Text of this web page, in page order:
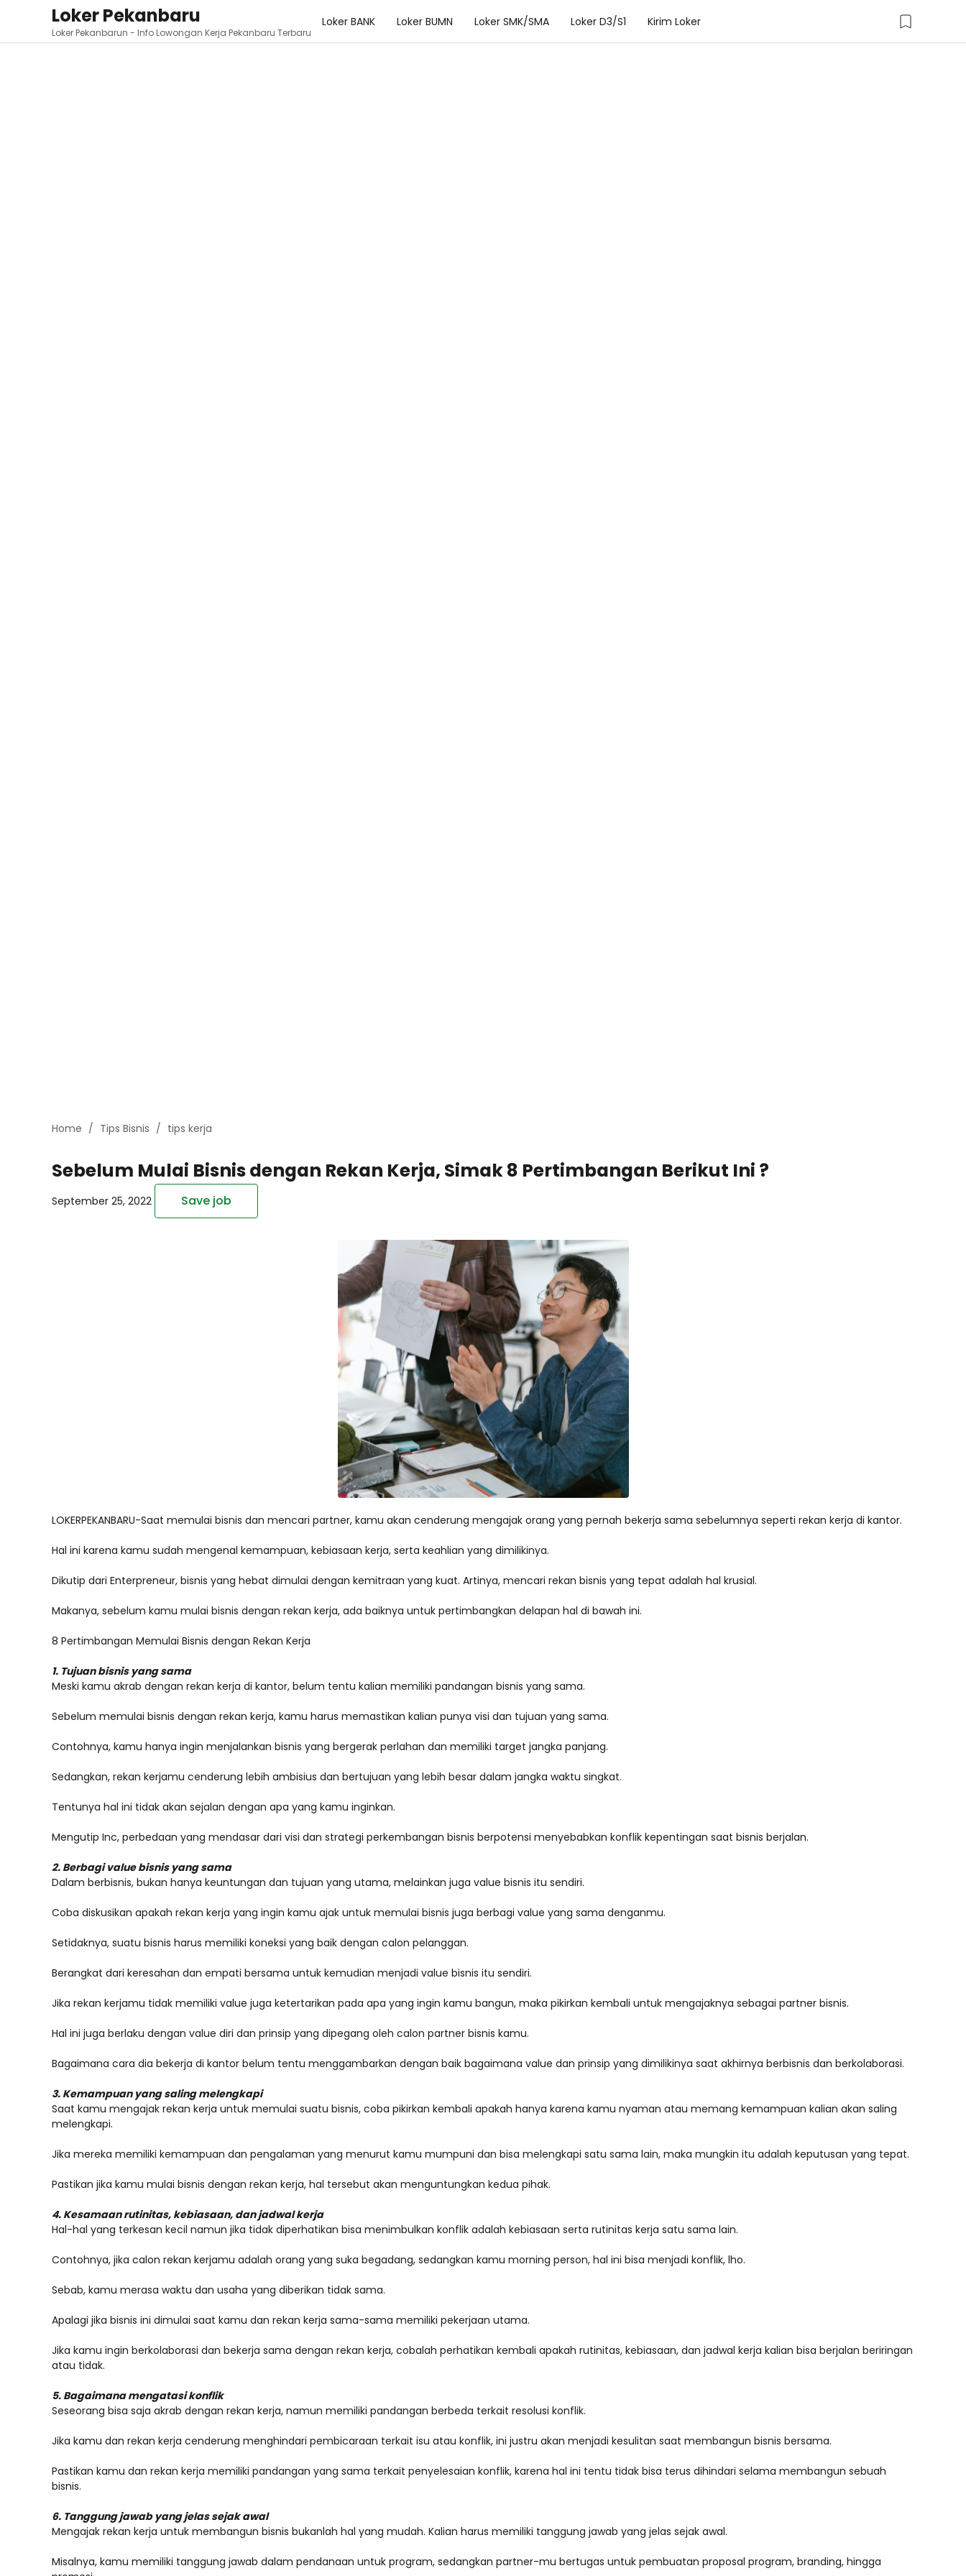
Loker Pekanbaru
Loker Pekanbarun - Info Lowongan Kerja Pekanbaru Terbaru
Loker BANK Loker BUMN Loker SMK/SMA Loker D3/S1 Kirim Loker
Home Tips Bisnis tips kerja
Sebelum Mulai Bisnis dengan Rekan Kerja, Simak 8 Pertimbangan Berikut Ini ?
September 25, 2022 Save job
LOKERPEKANBARU-Saat memulai bisnis dan mencari partner, kamu akan cenderung mengajak orang yang pernah bekerja sama sebelumnya seperti rekan kerja di kantor.
Hal ini karena kamu sudah mengenal kemampuan, kebiasaan kerja, serta keahlian yang dimilikinya.
Dikutip dari Enterpreneur, bisnis yang hebat dimulai dengan kemitraan yang kuat. Artinya, mencari rekan bisnis yang tepat adalah hal krusial.
Makanya, sebelum kamu mulai bisnis dengan rekan kerja, ada baiknya untuk pertimbangkan delapan hal di bawah ini.
8 Pertimbangan Memulai Bisnis dengan Rekan Kerja
1. Tujuan bisnis yang sama
Meski kamu akrab dengan rekan kerja di kantor, belum tentu kalian memiliki pandangan bisnis yang sama.
Sebelum memulai bisnis dengan rekan kerja, kamu harus memastikan kalian punya visi dan tujuan yang sama.
Contohnya, kamu hanya ingin menjalankan bisnis yang bergerak perlahan dan memiliki target jangka panjang.
Sedangkan, rekan kerjamu cenderung lebih ambisius dan bertujuan yang lebih besar dalam jangka waktu singkat.
Tentunya hal ini tidak akan sejalan dengan apa yang kamu inginkan.
Mengutip Inc, perbedaan yang mendasar dari visi dan strategi perkembangan bisnis berpotensi menyebabkan konflik kepentingan saat bisnis berjalan.
2. Berbagi value bisnis yang sama
Dalam berbisnis, bukan hanya keuntungan dan tujuan yang utama, melainkan juga value bisnis itu sendiri.
Coba diskusikan apakah rekan kerja yang ingin kamu ajak untuk memulai bisnis juga berbagi value yang sama denganmu.
Setidaknya, suatu bisnis harus memiliki koneksi yang baik dengan calon pelanggan.
Berangkat dari keresahan dan empati bersama untuk kemudian menjadi value bisnis itu sendiri.
Jika rekan kerjamu tidak memiliki value juga ketertarikan pada apa yang ingin kamu bangun, maka pikirkan kembali untuk mengajaknya sebagai partner bisnis.
Hal ini juga berlaku dengan value diri dan prinsip yang dipegang oleh calon partner bisnis kamu.
Bagaimana cara dia bekerja di kantor belum tentu menggambarkan dengan baik bagaimana value dan prinsip yang dimilikinya saat akhirnya berbisnis dan berkolaborasi.
3. Kemampuan yang saling melengkapi
Saat kamu mengajak rekan kerja untuk memulai suatu bisnis, coba pikirkan kembali apakah hanya karena kamu nyaman atau memang kemampuan kalian akan saling
melengkapi.
Jika mereka memiliki kemampuan dan pengalaman yang menurut kamu mumpuni dan bisa melengkapi satu sama lain, maka mungkin itu adalah keputusan yang tepat.
Pastikan jika kamu mulai bisnis dengan rekan kerja, hal tersebut akan menguntungkan kedua pihak.
4. Kesamaan rutinitas, kebiasaan, dan jadwal kerja
Hal-hal yang terkesan kecil namun jika tidak diperhatikan bisa menimbulkan konflik adalah kebiasaan serta rutinitas kerja satu sama lain.
Contohnya, jika calon rekan kerjamu adalah orang yang suka begadang, sedangkan kamu morning person, hal ini bisa menjadi konflik, lho.
Sebab, kamu merasa waktu dan usaha yang diberikan tidak sama.
Apalagi jika bisnis ini dimulai saat kamu dan rekan kerja sama-sama memiliki pekerjaan utama.
Jika kamu ingin berkolaborasi dan bekerja sama dengan rekan kerja, cobalah perhatikan kembali apakah rutinitas, kebiasaan, dan jadwal kerja kalian bisa berjalan beriringan
atau tidak.
5. Bagaimana mengatasi konflik
Seseorang bisa saja akrab dengan rekan kerja, namun memiliki pandangan berbeda terkait resolusi konflik.
Jika kamu dan rekan kerja cenderung menghindari pembicaraan terkait isu atau konflik, ini justru akan menjadi kesulitan saat membangun bisnis bersama.
Pastikan kamu dan rekan kerja memiliki pandangan yang sama terkait penyelesaian konflik, karena hal ini tentu tidak bisa terus dihindari selama membangun sebuah
bisnis.
6. Tanggung jawab yang jelas sejak awal
Mengajak rekan kerja untuk membangun bisnis bukanlah hal yang mudah. Kalian harus memiliki tanggung jawab yang jelas sejak awal.
Misalnya, kamu memiliki tanggung jawab dalam pendanaan untuk program, sedangkan partner-mu bertugas untuk pembuatan proposal program, branding, hingga